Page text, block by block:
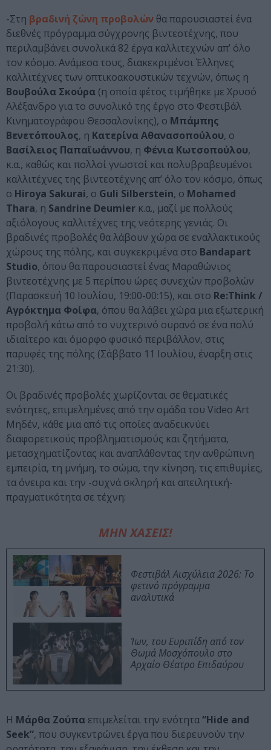
-Στη βραδινή ζώνη προβολών θα παρουσιαστεί ένα
διεθνές πρόγραμμα σύγχρονης βιντεοτέχνης, που
περιλαμβάνει συνολικά 82 έργα καλλιτεχνών απ’ όλο
τον κόσμο. Ανάμεσα τους, διακεκριμένοι Έλληνες
καλλιτέχνες των οπτικοακουστικών τεχνών, όπως η
Βουβούλα Σκούρα (η οποία φέτος τιμήθηκε με Χρυσό
Αλέξανδρο για το συνολικό της έργο στο Φεστιβάλ
Κινηματογράφου Θεσσαλονίκης), ο Μπάμπης
Βενετόπουλος, η Κατερίνα Αθανασοπούλου, ο
Βασίλειος Παπαϊωάννου, η Φένια Κωτσοπούλου,
κ.α., καθώς και πολλοί γνωστοί και πολυβραβευμένοι
καλλιτέχνες της βιντεοτέχνης απ’ όλο τον κόσμο, όπως
ο Hiroya Sakurai, ο Guli Silberstein, ο Mohamed
Thara, η Sandrine Deumier κ.α., μαζί με πολλούς
αξιόλογους καλλιτέχνες της νεότερης γενιάς. Οι
βραδινές προβολές θα λάβουν χώρα σε εναλλακτικούς
χώρους της πόλης, και συγκεκριμένα στο Bandapart
Studio, όπου θα παρουσιαστεί ένας Μαραθώνιος
βιντεοτέχνης με 5 περίπου ώρες συνεχών προβολών
(Παρασκευή 10 Ιουλίου, 19:00-00:15), και στο Re:Think /
Αγρόκτημα Φοίφα, όπου θα λάβει χώρα μια εξωτερική
προβολή κάτω από το νυχτερινό ουρανό σε ένα πολύ
ιδιαίτερο και όμορφο φυσικό περιβάλλον, στις
παρυφές της πόλης (Σάββατο 11 Ιουλίου, έναρξη στις
21:30).
Οι βραδινές προβολές χωρίζονται σε θεματικές
ενότητες, επιμελημένες από την ομάδα του Video Art
Μηδέν, κάθε μια από τις οποίες αναδεικνύει
διαφορετικούς προβληματισμούς και ζητήματα,
μετασχηματίζοντας και αναπλάθοντας την ανθρώπινη
εμπειρία, τη μνήμη, το σώμα, την κίνηση, τις επιθυμίες,
τα όνειρα και την -συχνά σκληρή και απειλητική-
πραγματικότητα σε τέχνη:
ΜΗΝ ΧΑΣΕΙΣ!
Φεστιβάλ Αισχύλεια 2026: Το
φετινό πρόγραμμα
αναλυτικά
Ίων, του Ευριπίδη από τον
Θωμά Μοσχόπουλο στο
Αρχαίο Θέατρο Επιδαύρου
Η Μάρθα Ζούπα επιμελείται την ενότητα“Hide and
Seek”, που συγκεντρώνει έργα που διερευνούν την